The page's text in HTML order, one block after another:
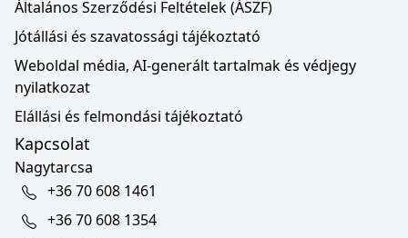
Általános Szerződési Feltételek (ÁSZF)
Jótállási és szavatossági tájékoztató
Weboldal média, AI-generált tartalmak és védjegy
nyilatkozat
Elállási és felmondási tájékoztató
Kapcsolat
Nagytarcsa
+36 70 608 1461
+36 70 608 1354